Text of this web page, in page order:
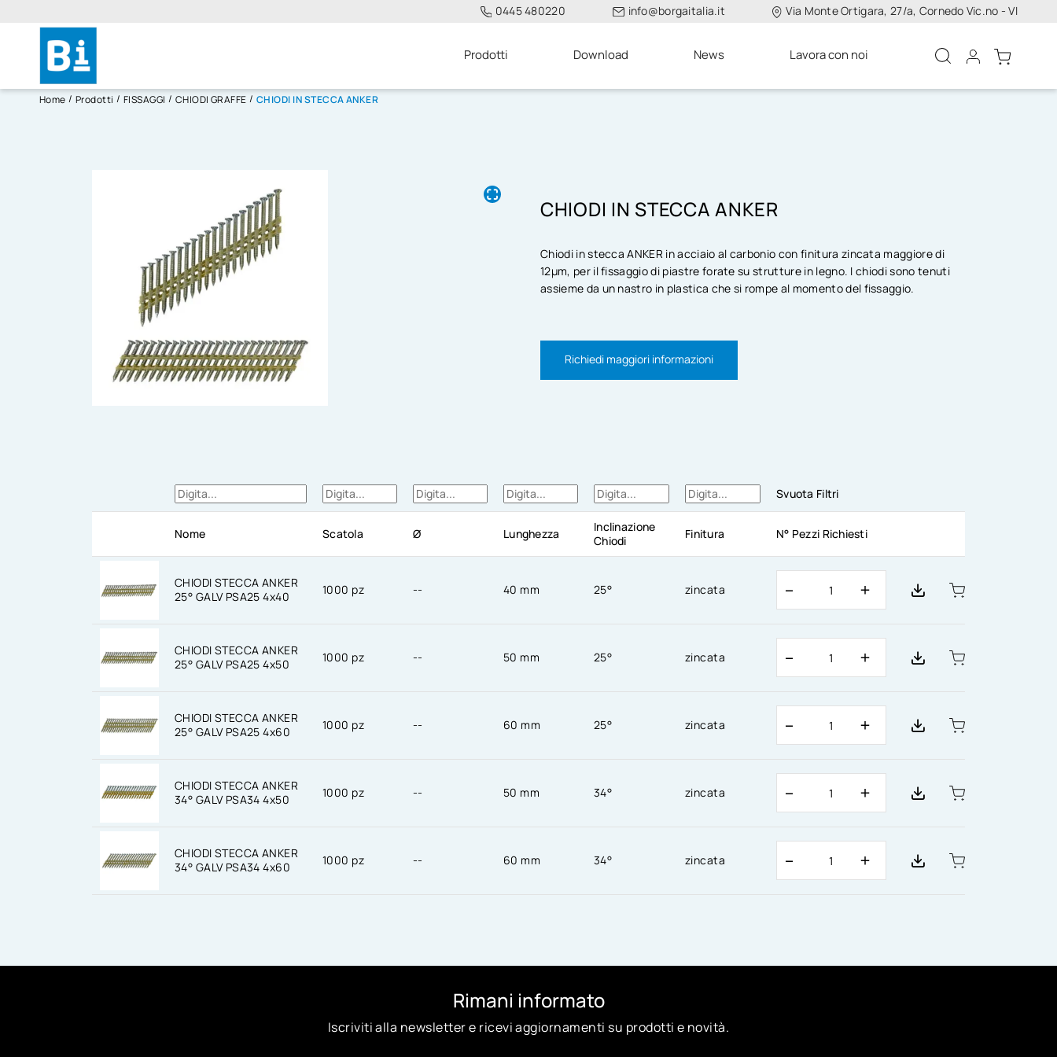
0445 480220 info@borgaitalia.it Via Monte Ortigara, 27/a, Cornedo Vic.no - VI
Prodotti Download News Lavora con noi
Home Prodotti FISSAGGI CHIODI GRAFFE CHIODI IN STECCA ANKER
CHIODI IN STECCA ANKER
Chiodi in stecca ANKER in acciaio al carbonio con finitura zincata maggiore di
12µm, per il fissaggio di piastre forate su strutture in legno. I chiodi sono tenuti
assieme da un nastro in plastica che si rompe al momento del fissaggio.
Richiedi maggiori informazioni
Svuota Filtri
Nome Scatola Ø Lunghezza
Inclinazione
Chiodi
Finitura N° Pezzi Richiesti
CHIODI STECCA ANKER
25° GALV PSA25 4x40
1000 pz -- 40 mm 25° zincata
CHIODI STECCA ANKER
25° GALV PSA25 4x50
1000 pz -- 50 mm 25° zincata
CHIODI STECCA ANKER
25° GALV PSA25 4x60
1000 pz -- 60 mm 25° zincata
CHIODI STECCA ANKER
34° GALV PSA34 4x50
1000 pz -- 50 mm 34° zincata
CHIODI STECCA ANKER
34° GALV PSA34 4x60
1000 pz -- 60 mm 34° zincata
Rimani informato
Iscriviti alla newsletter e ricevi aggiornamenti su prodotti e novità.